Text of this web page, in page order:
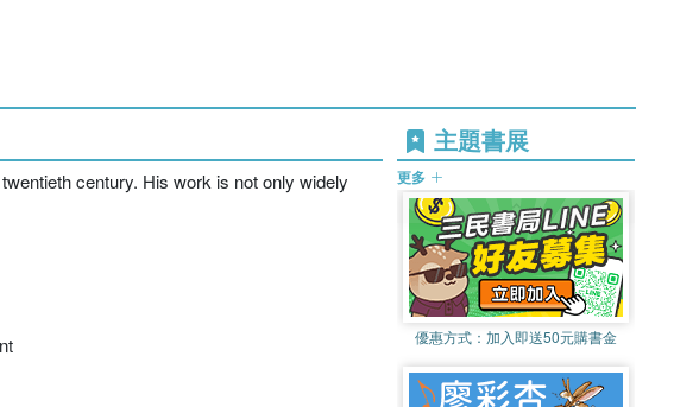
century. His work is not only widely
主題書展
更多
優惠方式： 加入即送50元購書金